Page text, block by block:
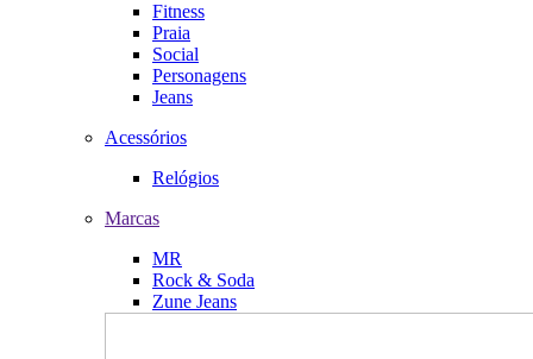
Fitness
Praia
Social
Personagens
Jeans
Acessórios
Relógios
Marcas
MR
Rock & Soda
Zune Jeans